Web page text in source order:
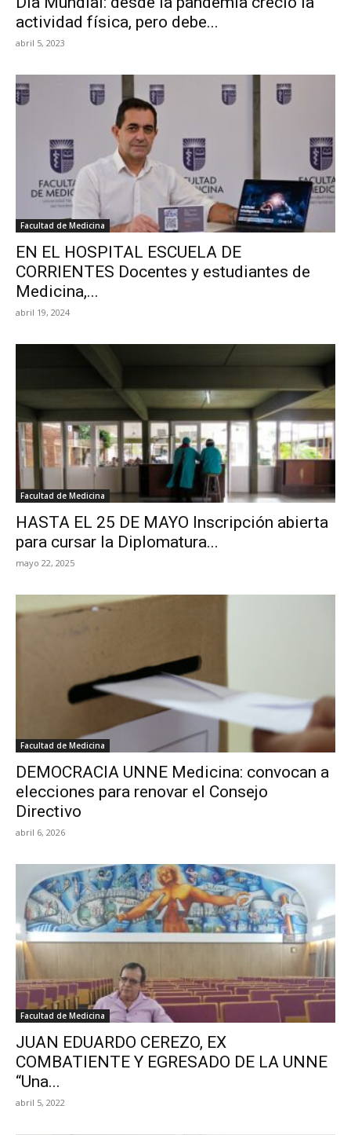
actividad física, pero debe...
abril 5, 2023
Facultad de Medicina
EN EL HOSPITAL ESCUELA DE
CORRIENTES Docentes y estudiantes de
Medicina,...
abril 19, 2024
Facultad de Medicina
HASTA EL 25 DE MAYO Inscripción abierta
para cursar la Diplomatura...
mayo 22, 2025
Facultad de Medicina
DEMOCRACIA UNNE Medicina: convocan a
elecciones para renovar el Consejo
Directivo
abril 6, 2026
Facultad de Medicina
JUAN EDUARDO CEREZO, EX
COMBATIENTE Y EGRESADO DE LA UNNE
“Una...
abril 5, 2022